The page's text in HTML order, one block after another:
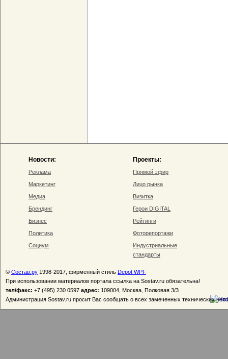
Новости:
Реклама
Маркетинг
Медиа
Брендинг
Бизнес
Политика
Социум
Проекты:
Прямой эфир
Лицо рынка
Визитка
Герои DIGITAL
Рейтинги
Фоторепортажи
Индустриальные
стандарты
© Состав.ру 1998-2017, фирменный стиль Depot WPF
При использовании материалов портала ссылка на Sostav.ru обязательна!
тел/факс: +7 (495) 230 0597 адрес: 109004, Москва, Полковая 3/3
Администрация Sostav.ru просит Вас сообщать о всех замеченных технических